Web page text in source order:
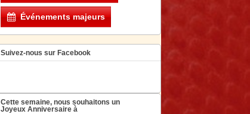
Événements majeurs
Suivez-nous sur Facebook
Cette semaine, nous souhaitons un
Joyeux Anniversaire à